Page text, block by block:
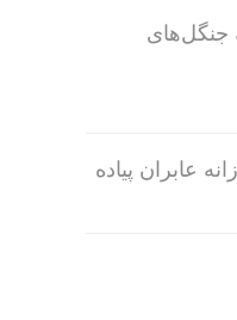
جنگل‌های
عابران پیاده